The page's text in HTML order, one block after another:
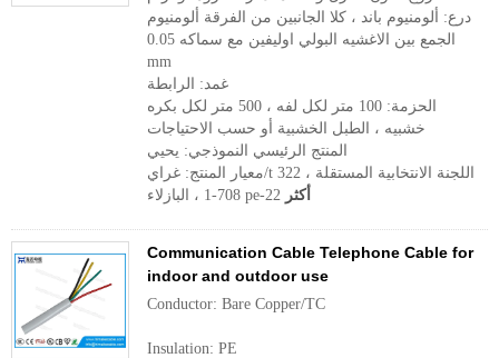
درع: ألومنيوم باند ، كلا الجانبين من الفرقة ألومنيوم
الجمع بين الاغشيه البولي اوليفين مع سماكه 0.05
mm
غمد: الرابطة
الحزمة: 100 متر لكل لفه ، 500 متر لكل بكره
خشبيه ، الطبل الخشبية أو حسب الاحتياجات
المنتج الرئيسي النموذجي: يحيي
معيار المنتج: غراي/t 322 ، اللجنة الانتخابية المستقلة
708-1 ، البازلاء pe-22 أكثر
Communication Cable Telephone Cable for
indoor and outdoor use
Conductor: Bare Copper/TC
Insulation: PE